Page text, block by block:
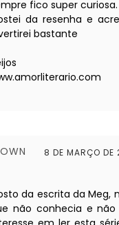
fico super curiosa.
da resenha e
bastante
8 DE MARÇO
da escrita da Meg,
não conhecia e